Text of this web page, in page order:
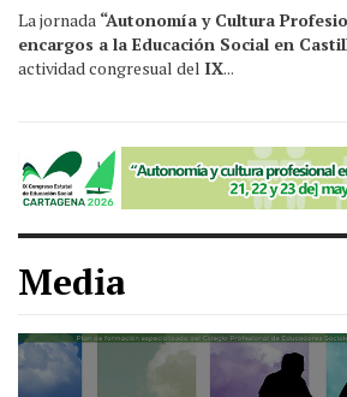
La jornada “Autonomía y Cultura
encargos a la Educación Social en
actividad congresual del IX...
Media